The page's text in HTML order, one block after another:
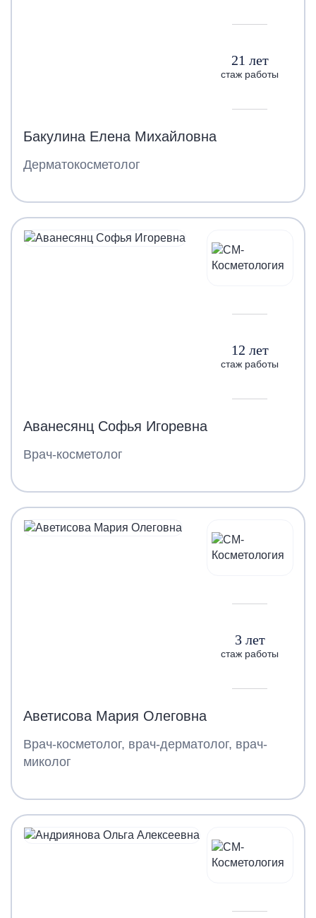
21 лет
стаж работы
Бакулина Елена Михайловна
Дерматокосметолог
12 лет
стаж работы
Аванесянц Софья Игоревна
Врач-косметолог
3 лет
стаж работы
Аветисова Мария Олеговна
Врач-косметолог, врач-дерматолог, врач-
миколог